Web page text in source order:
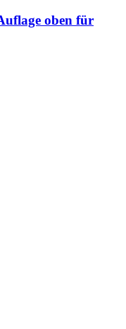
oben für